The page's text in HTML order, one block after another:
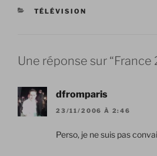
CATÉGORIES
TÉLÉVISION
Une réponse sur “France
dfromparis
23/11/2006 À 2:46
Perso, je ne suis pas